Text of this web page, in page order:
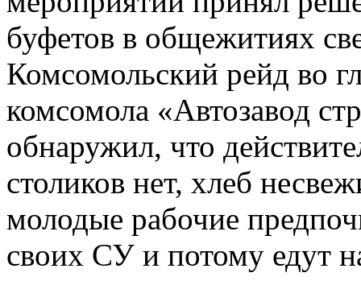
буфетов в общежитиях
Комсомольский рейд во
комсомола «Автозавод
обнаружил, что
столиков нет, хлеб
молодые рабочие
своих СУ и потому едут